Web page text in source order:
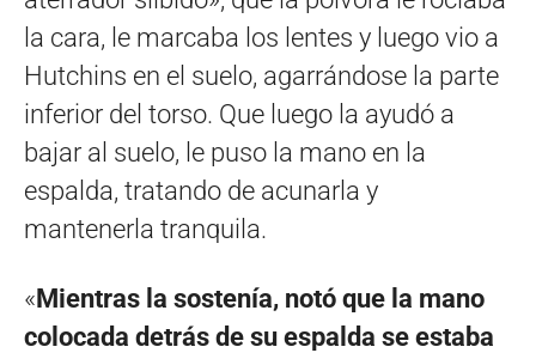
la cara, le marcaba los lentes y luego vio a
Hutchins en el suelo, agarrándose la parte
inferior del torso. Que luego la ayudó a
bajar al suelo, le puso la mano en la
espalda, tratando de acunarla y
mantenerla tranquila.
«Mientras la sostenía, notó que la mano
colocada detrás de su espalda se estaba